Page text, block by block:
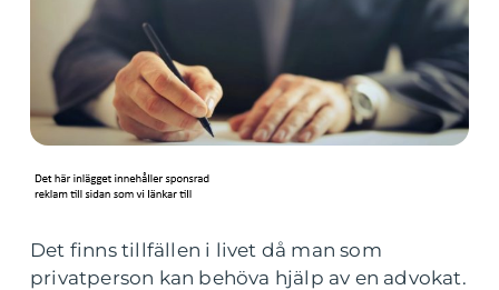
Det finns tillfällen i livet då man som
privatperson kan behöva hjälp av en advokat.